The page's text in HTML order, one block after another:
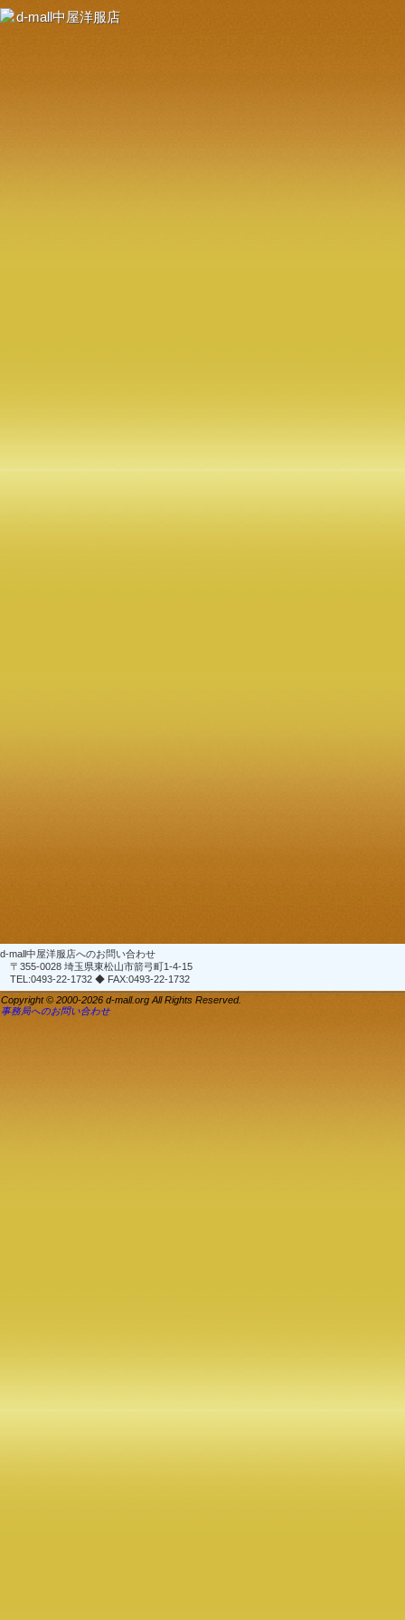
d-mall中屋洋服店
d-mall中屋洋服店へのお問い合わせ
〒355-0028 埼玉県東松山市箭弓町1-4-15
TEL:0493-22-1732 ◆ FAX:0493-22-1732
Copyright © 2000-2026 d-mall.org All Rights Reserved.
事務局へのお問い合わせ